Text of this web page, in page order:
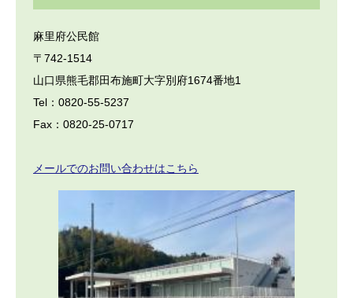
麻里府公民館
〒742-1514
山口県熊毛郡田布施町大字別府1674番地1
Tel：0820-55-5237
Fax：0820-25-0717
メールでのお問い合わせはこちら